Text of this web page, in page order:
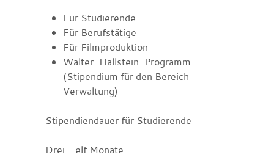
Für Studierende
Für Berufstätige
Für Filmproduktion
Walter-Hallstein-Programm
(Stipendium für den Bereich
Verwaltung)
Stipendiendauer für Studierende
Drei - elf Monate